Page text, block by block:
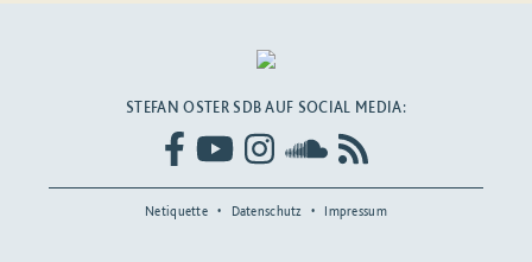
STEFAN OSTER SDB AUF SOCIAL MEDIA:
Netiquette Datenschutz Impressum